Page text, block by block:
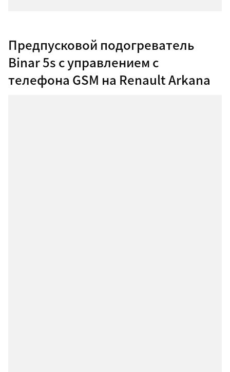
Предпусковой подогреватель
Binar 5s c управлением с
телефона GSM на Renault Arkana